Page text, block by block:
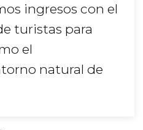
ingresos con el
turistas para
el
natural de